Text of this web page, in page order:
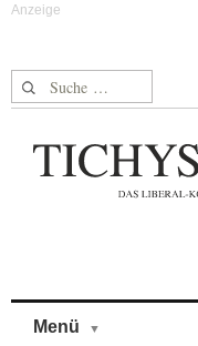
Suche nach:
Menü